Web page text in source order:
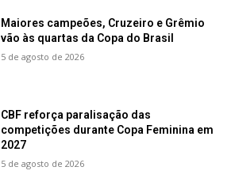
Maiores campeões, Cruzeiro e Grêmio
vão às quartas da Copa do Brasil
5 de agosto de 2026
CBF reforça paralisação das
competições durante Copa Feminina em
2027
5 de agosto de 2026